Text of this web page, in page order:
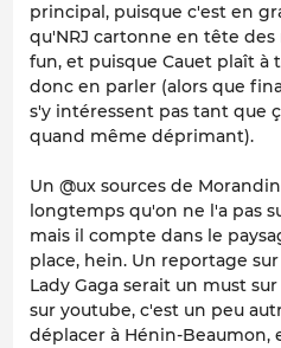
principal, puisque c'est en
qu'NRJ cartonne en tête des
fun, et puisque Cauet plaît
donc en parler (alors que
s'y intéressent pas tant que
quand même déprimant).
Un @ux sources de
longtemps qu'on ne l'a pas
mais il compte dans le
place, hein. Un reportage
Lady Gaga serait un must
sur youtube, c'est un peu
déplacer à Hénin-Beaumon,